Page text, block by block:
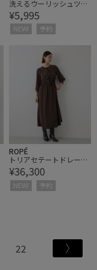
洗えるウーリッシュツイ
ルワイドパンツ/低身
長・小柄さんサイズ有り
¥5,995
NEW! 予約
ROPÉ
トリアセテートドレープ
フリルワンピース/防シ
ワ・イージーケア
¥36,300
NEW! 予約
22